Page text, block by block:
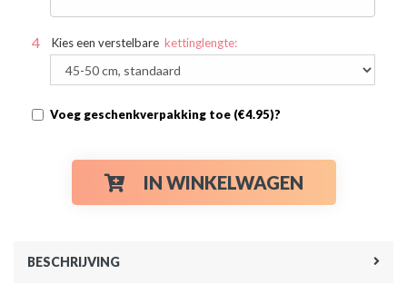
Kies een verstelbare kettinglengte:
Voeg geschenkverpakking toe (€4.95)?
IN WINKELWAGEN
BESCHRIJVING